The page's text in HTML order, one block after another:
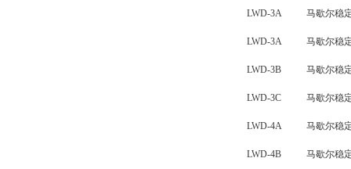
LWD-3A 马歇尔稳
LWD-3A 马歇尔稳
LWD-3B 马歇尔稳
LWD-3C 马歇尔稳
LWD-4A 马歇尔稳
LWD-4B 马歇尔稳